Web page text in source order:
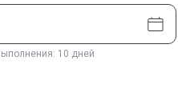
10 дней